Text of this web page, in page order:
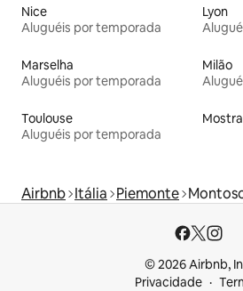
Nice
Aluguéis por temporada
Lyon
Marselha
Aluguéis por temporada
Milão
Toulouse
Aluguéis por temporada
Airbnb Itália Piemonte
© 2026 Airbnb,
Privacidade